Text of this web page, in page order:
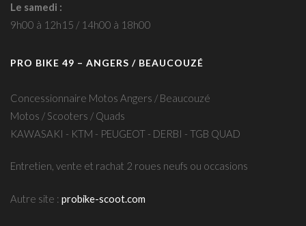
Le samedi :
9h00 à 12h15 / 14h00 à 18h00
PRO BIKE 49 – ANGERS / BEAUCOUZÉ
Concessionnaire Motos Angers / Beaucouzé
Motos / Scooters / Quads
KAWASAKI - KTM - PEUGEOT - DERBI - TGB QUAD
Entretien, vente et rachat 2 roues neufs ou occasions
Autre site : probike-scoot.com